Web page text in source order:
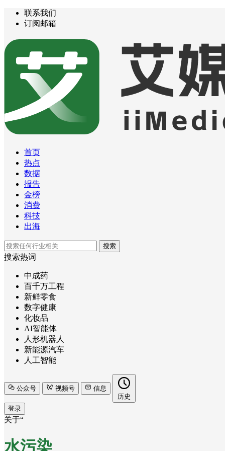
联系我们
订阅邮箱
首页
热点
数据
报告
金榜
消费
科技
出海
搜索
搜索热词
中成药
百千万工程
新鲜零食
数字健康
化妆品
AI智能体
人形机器人
新能源汽车
人工智能
公众号 视频号
信息
历史
登录
关于“
水污染